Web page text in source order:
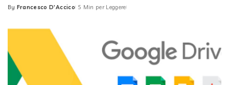
Posted
By Francesco D'Accico 5 Min per Leggere